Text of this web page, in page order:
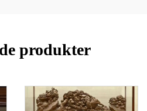
produkter